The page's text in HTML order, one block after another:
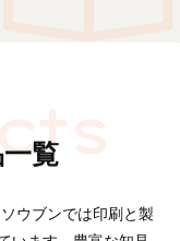
覧
ウブンでは印刷と製